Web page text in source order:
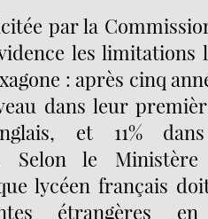
par la
les limitations
: après cinq
dans leur
et 11%
Selon le Ministère
lycéen français
étrangères